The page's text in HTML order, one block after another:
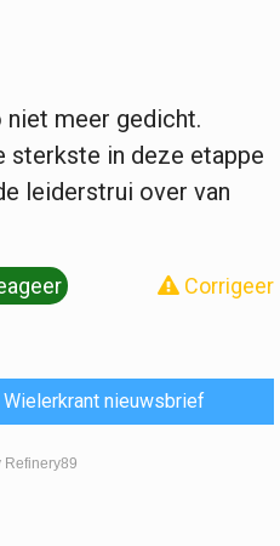
meer gedicht.
sterkste in deze etappe
leiderstrui over van
Corrigeer
nieuwsbrief
Refinery89